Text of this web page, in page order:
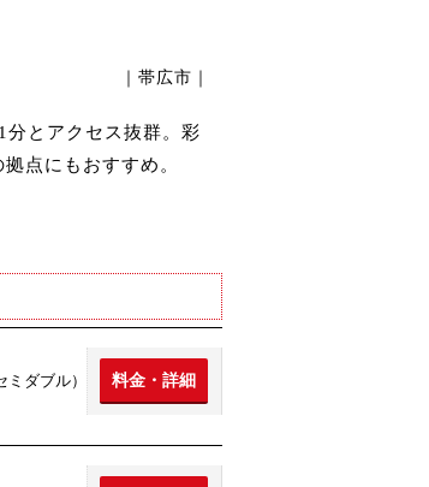
｜帯広市｜
分とアクセス抜群。彩
点にもおすすめ。
ダブル）
料金・詳細